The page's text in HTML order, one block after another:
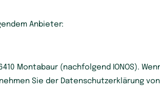
Anbieter:
Montabaur (nachfolgend IONOS).
Sie der Datenschutzerklärung von